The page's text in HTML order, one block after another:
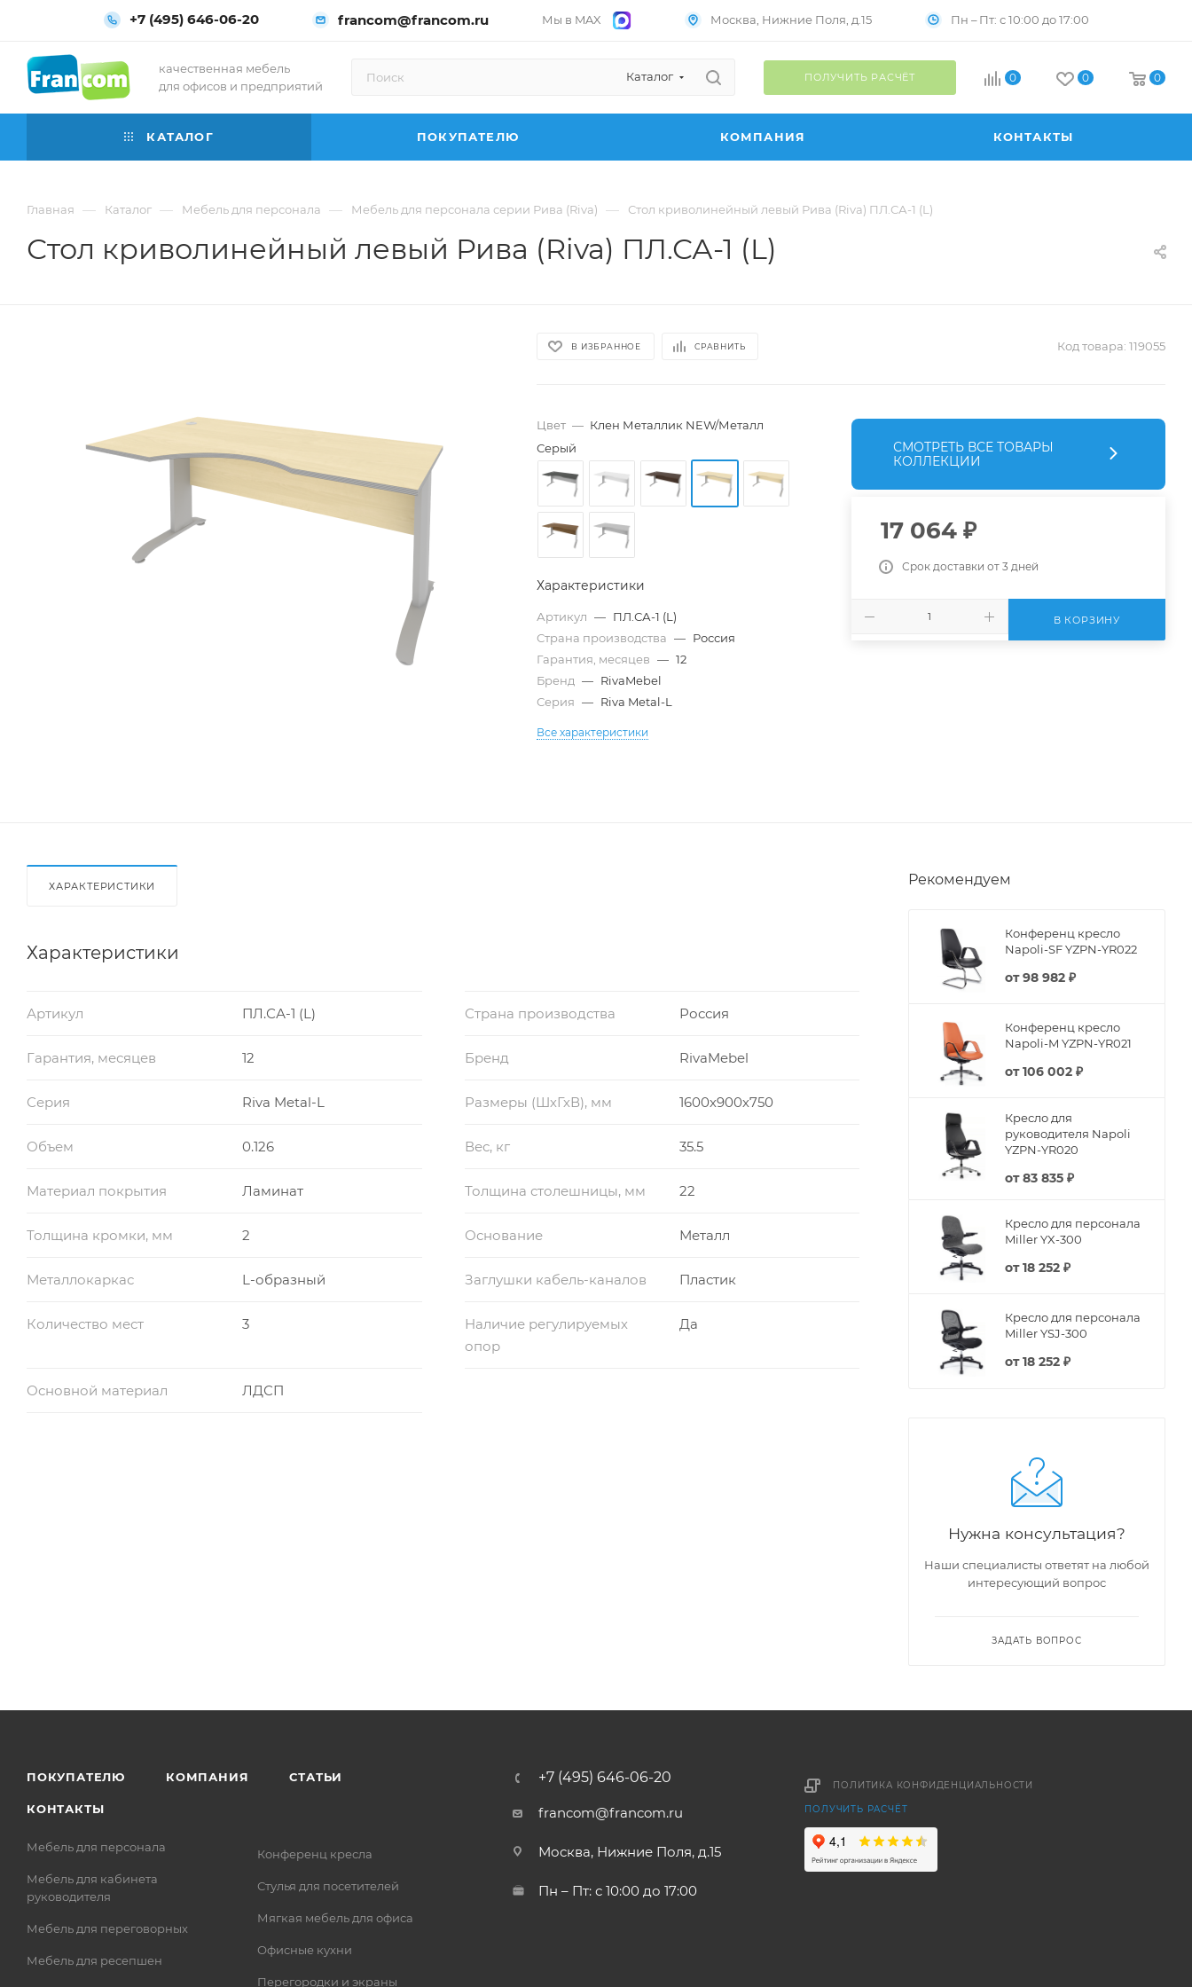
+7 (495) 646-06-20 francom@francom.ru Мы в MAX Москва, Нижние Поля, д.15 Пн – Пт: с 10:00 до 17:00
качественная мебель
для офисов и предприятий
Каталог ПОЛУЧИТЬ РАСЧЁТ 0 0 0
КАТАЛОГ ПОКУПАТЕЛЮ КОМПАНИЯ КОНТАКТЫ
Главная — Каталог — Мебель для персонала — Мебель для персонала серии Рива (Riva) — Стол криволинейный левый Рива (Riva) ПЛ.СА-1 (L)
Стол криволинейный левый Рива (Riva) ПЛ.СА-1 (L)
В ИЗБРАННОЕ СРАВНИТЬ Код товара: 119055
Цвет — Клен Металлик NEW/Металл
Серый
Характеристики
Артикул — ПЛ.СА-1 (L)
Страна производства — Россия
Гарантия, месяцев — 12
Бренд — RivaMebel
Серия — Riva Metal-L
Все характеристики
СМОТРЕТЬ ВСЕ ТОВАРЫ
КОЛЛЕКЦИИ
17 064₽
Срок доставки от 3 дней
В КОРЗИНУ
ХАРАКТЕРИСТИКИ
Характеристики
Артикул ПЛ.СА-1 (L) Страна производства Россия
Гарантия, месяцев 12 Бренд RivaMebel
Серия Riva Metal-L Размеры (ШхГхВ), мм 1600х900х750
Объем 0.126 Вес, кг 35.5
Материал покрытия Ламинат Толщина столешницы, мм 22
Толщина кромки, мм 2 Основание Металл
Металлокаркас L-образный Заглушки кабель-каналов Пластик
Количество мест 3
Наличие регулируемых
опор
Да
Основной материал ЛДСП
Рекомендуем
Конференц кресло
Napoli-SF YZPN-YR022
от98 982 ₽
Конференц кресло
Napoli-M YZPN-YR021
от106 002 ₽
Кресло для
руководителя Napoli
YZPN-YR020
от83 835 ₽
Кресло для персонала
Miller YX-300
от18 252 ₽
Кресло для персонала
Miller YSJ-300
от18 252 ₽
Нужна консультация?
Наши специалисты ответят на любой
интересующий вопрос
ЗАДАТЬ ВОПРОС
ПОКУПАТЕЛЮ КОМПАНИЯ СТАТЬИ
КОНТАКТЫ
Мебель для персонала
Мебель для кабинета
руководителя
Мебель для переговорных
Мебель для ресепшен
Конференц кресла
Стулья для посетителей
Мягкая мебель для офиса
Офисные кухни
Перегородки и экраны
+7 (495) 646-06-20
francom@francom.ru
Москва, Нижние Поля, д.15
Пн – Пт: с 10:00 до 17:00
ПОЛИТИКА КОНФИДЕНЦИАЛЬНОСТИ
ПОЛУЧИТЬ РАСЧЁТ